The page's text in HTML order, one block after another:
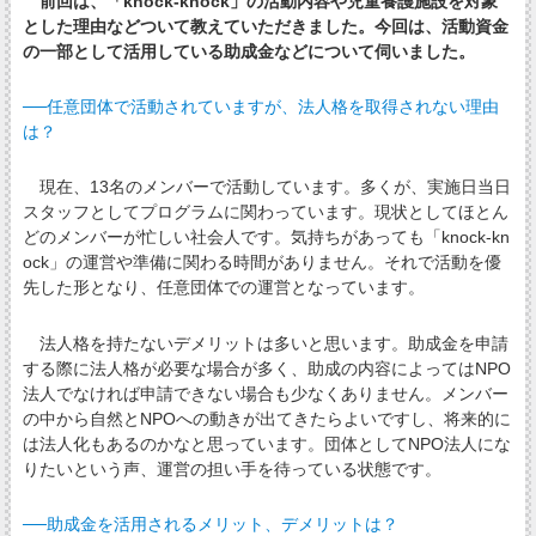
とした理由などついて教えていただきました。今回は、活動資金
の一部として活用している助成金などについて伺いました。
──任意団体で活動されていますが、法人格を取得されない理由
は？
現在、13名のメンバーで活動しています。多くが、実施日当日
スタッフとしてプログラムに関わっています。現状としてほとん
どのメンバーが忙しい社会人です。気持ちがあっても「knock-kn
ock」の運営や準備に関わる時間がありません。それで活動を優
先した形となり、任意団体での運営となっています。
法人格を持たないデメリットは多いと思います。助成金を申請
する際に法人格が必要な場合が多く、助成の内容によってはNPO
法人でなければ申請できない場合も少なくありません。メンバー
の中から自然とNPOへの動きが出てきたらよいですし、将来的に
は法人化もあるのかなと思っています。団体としてNPO法人にな
りたいという声、運営の担い手を待っている状態です。
──助成金を活用されるメリット、デメリットは？